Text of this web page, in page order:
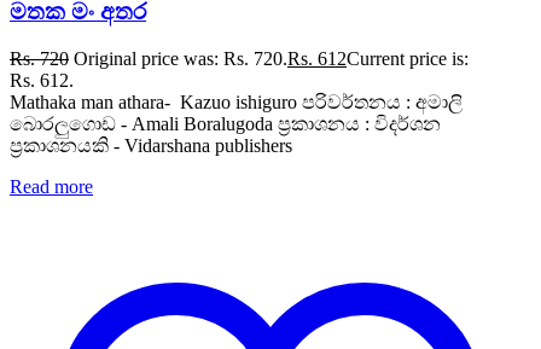
මතක මං අතර
Rs.720 Original price was: Rs. 720.Rs. 612Current price is:
Rs. 612.
Mathaka man athara- Kazuo ishiguro පරිවර්තනය : අමාලි
බොරලුගොඩ - Amali Boralugoda ප්‍රකාශනය : විදර්ශන
ප්‍රකාශනයකි - Vidarshana publishers
Read more